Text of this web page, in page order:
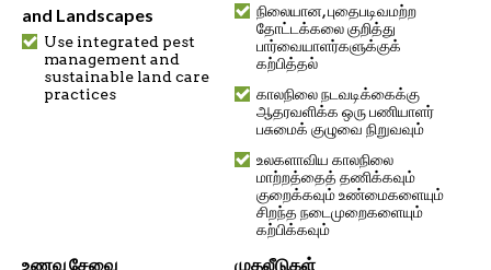
and Landscapes
Use integrated pest
management and
sustainable land care
practices
நிலையான, புதைபடிவமற்ற
தோட்டக்கலை குறித்து
பார்வையாளர்களுக்குக்
கற்பித்தல்
காலநிலை நடவடிக்கைக்கு
ஆதரவளிக்க ஒரு பணியாளர்
பசுமைக் குழுவை நிறுவவும்
உலகளாவிய காலநிலை
மாற்றத்தைத் தணிக்கவும்
குறைக்கவும் உண்மைகளையும்
சிறந்த நடைமுறைகளையும்
கற்பிக்கவும்
உணவு சேவை முதலீடுகள்